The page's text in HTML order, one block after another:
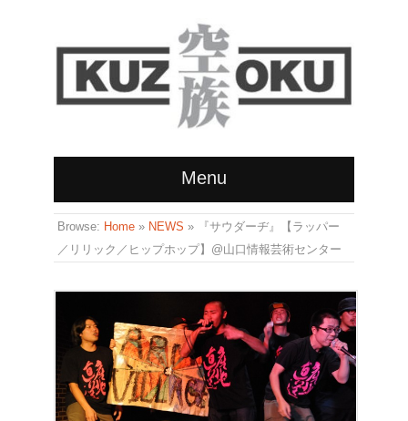
Menu
Browse: Home » NEWS »
『サウダーヂ』【ラッパー
／リリック／ヒップホップ】@山口情報芸術センター